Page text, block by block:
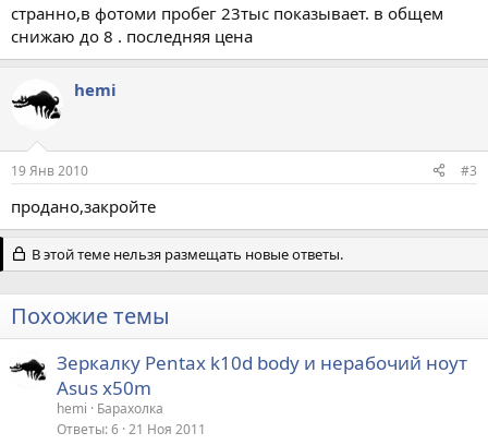
странно,в фотоми пробег 23тыс показывает. в общем
снижаю до 8 . последняя цена
hemi
19 Янв 2010 #3
продано,закройте
В этой теме нельзя размещать новые ответы.
Похожие темы
Зеркалку Pentax k10d body и нерабочий ноут
Asus x50m
hemi
Барахолка
Ответы 6 21 Ноя 2011